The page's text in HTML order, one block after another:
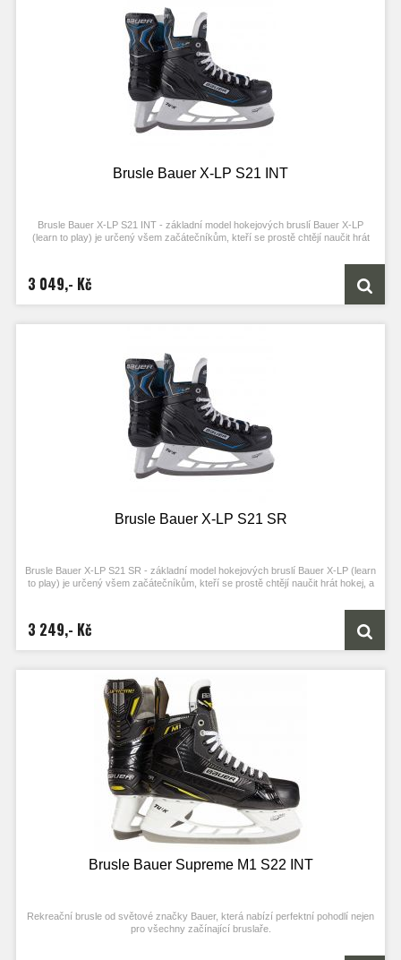
Brusle Bauer X-LP S21 INT
Brusle Bauer X-LP S21 INT - základní model hokejových bruslí Bauer X-LP
(learn to play) je určený všem začátečníkům, kteří se prostě chtějí naučit hrát
3 049,- Kč
Brusle Bauer X-LP S21 SR
Brusle Bauer X-LP S21 SR - základní model hokejových bruslí Bauer X-LP (learn
to play) je určený všem začátečníkům, kteří se prostě chtějí naučit hrát hokej, a
3 249,- Kč
Brusle Bauer Supreme M1 S22 INT
Rekreační brusle od světové značky Bauer, která nabízí perfektní pohodlí nejen
pro všechny začínající bruslaře.